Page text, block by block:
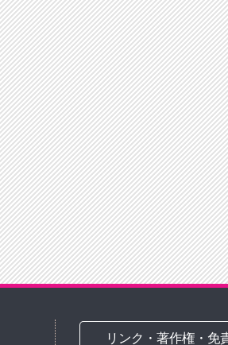
リンク・著作権・免